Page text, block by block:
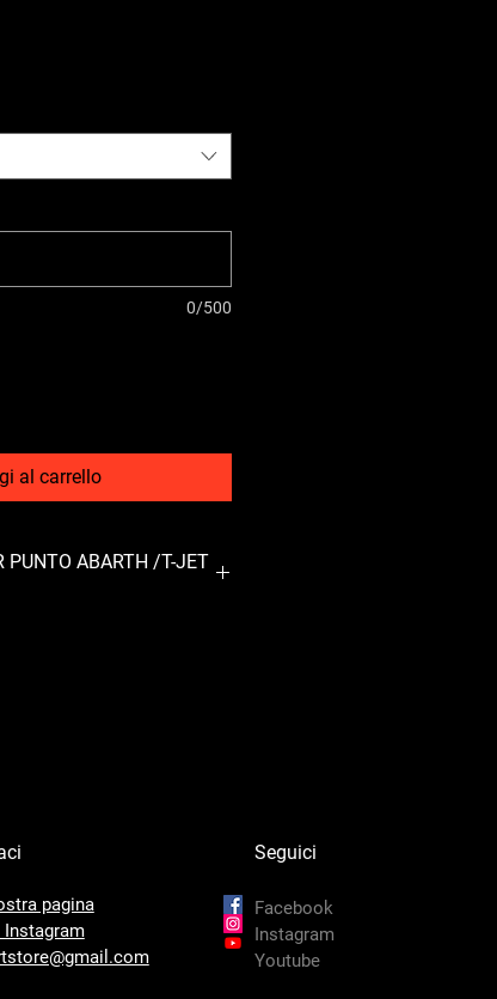
0/500
al carrello
PUNTO ABARTH /T-JET
-T-JET -MULTIAIR , 1.6
pagina
Instagram
Seguici
Facebook
Instagram
Youtube